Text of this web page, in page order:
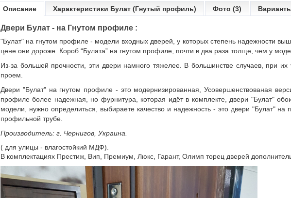
Описание Характеристики Булат (Гнутый профиль) Фото (3)
Двери Булат - на Гнутом профиле :
"Булат" на гнутом профиле- модели входных дверей , у которых степень надежности
цене они дороже. Короб “Булата” на гнутом профиле, почти в два раза толще, чем у
Из-за большей прочности, эти двери намного тяжелее. В большинстве случаев, при их
проем.
Двери "Булат" на гнутом профиле - это модернизированная, Усовершенствованая
профиле более надежная, но фурнитура, которая идёт в комплекте, двери "Булат"
модели, нужно определиться, выбираете качество и надежность - это двери "Булат"
профильной трубе.
Производитель: г. Чернигов, Украина.
( для улицы - влагостойкий МДФ).
В комплектациях Престиж, Вип, Премиум, Люкс, Гарант, Олимп торец дверей